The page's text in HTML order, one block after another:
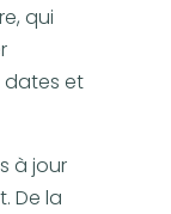
qui
dates et
à jour
De la